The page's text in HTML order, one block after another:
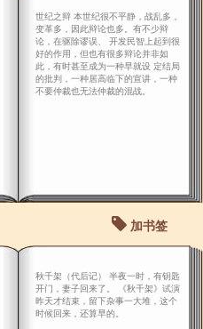
世纪之辩 本世纪很不平静，战乱多，
变革多，因此辩论也多。有不少辩
论，在驱除谬误、 开发民智上起到很
好的作用，但也有很多辩论并非如
此，有时甚至成为一种早就设 定结局
的批判，一种居高临下的宣讲，一种
不要仲裁也无法仲裁的混战。
加书签
秋千架（代后记） 半夜一时，有钥匙
开门，妻子回来了。 《秋千架》试演
昨天才结束，留下杂事一大堆，这个
时候回来，还算早的。